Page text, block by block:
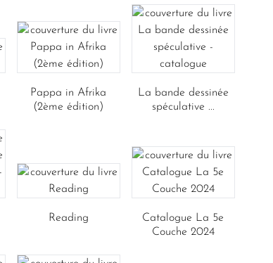
Pappa in Afrika
(2ème édition)
La bande dessinée
spéculative ...
Reading
Catalogue La 5e
Couche 2024